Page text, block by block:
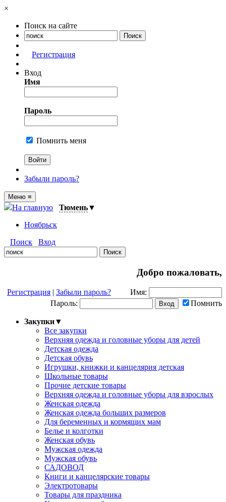
×
Поиск на сайте
Регистрация
Вход
Имя
Пароль
Помнить меня
Забыли пароль?
Меню ≡
На главную Тюмень▼
Ноябрьск
Поиск
Вход
Добро пожаловать,
Регистрация | Забыли пароль?
Имя:
Пароль:
Помнить
Закупки▼
Все закупки
Верхняя одежда и головные уборы для детей
Детская одежда
Детская обувь
Игрушки, книжки и канцелярия детская
Школьные товары
Прочие детские товары
Верхняя одежда и головные уборы для взрослых
Женская одежда
Женская одежда больших размеров
Для беременных и кормящих мам
Белье и колготки
Женская обувь
Мужская одежда
Мужская обувь
САДОВОД
Книги и канцелярские товары
Электротовары
Товары для праздника